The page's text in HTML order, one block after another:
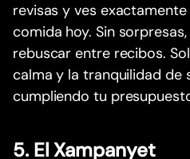
revisas y ves
comida hoy. Sin
rebuscar entre recibos.
calma y la tranquilidad de
cumpliendo tu
5. El Xampanyet